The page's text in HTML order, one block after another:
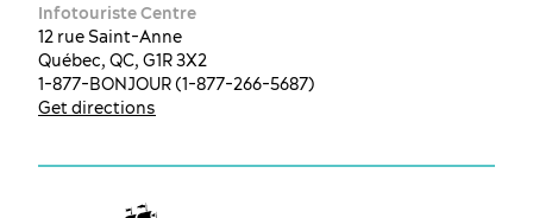
Infotouriste Centre
12 rue Saint-Anne
Québec, QC, G1R 3X2
1-877-BONJOUR (1-877-266-5687)
Get directions